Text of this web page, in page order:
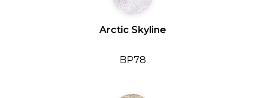
Arctic Skyline
BP78